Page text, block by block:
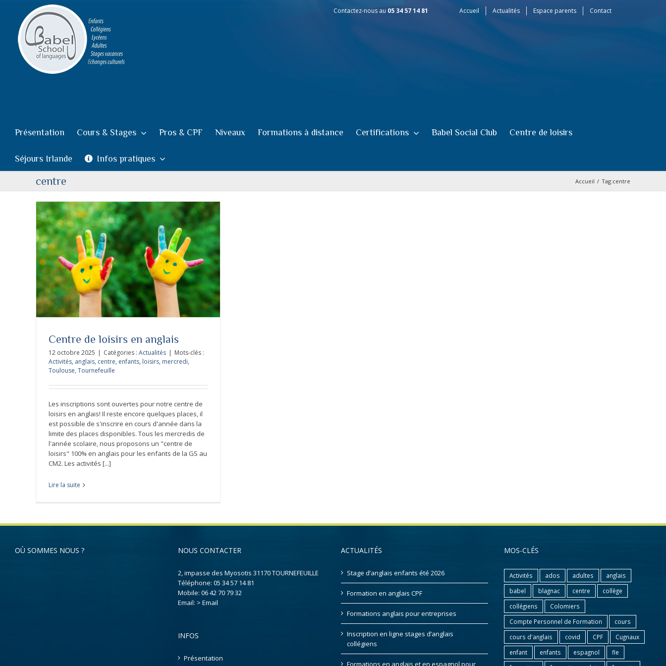
contenu
Contactez-nous au 05 34 57 14 81 Accueil Actualités Espace parents Contact
Présentation Cours & Stages Pros & CPF Niveaux Formations à distance Certifications Babel Social Club Centre de loisirs
Séjours Irlande Infos pratiques
centre Accueil / Tag:centre
Centre de loisirs en anglais
12 octobre 2025 | Catégories : Actualités | Mots-clés :
Activités, anglais, centre, enfants, loisirs, mercredi,
Toulouse, Tournefeuille
Les inscriptions sont ouvertes pour notre centre de
loisirs en anglais! Il reste encore quelques places, il
est possible de s'inscrire en cours d'année dans la
limite des places disponibles. Tous les mercredis de
l'année scolaire, nous proposons un "centre de
loisirs" 100% en anglais pour les enfants de la GS au
CM2. Les activités [...]
Lire la suite
OÙ SOMMES NOUS ? NOUS CONTACTER
2, impasse des Myosotis 31170 TOURNEFEUILLE
Téléphone: 05 34 57 14 81
Mobile: 06 42 70 79 32
Email: > Email
INFOS
Présentation
ACTUALITÉS
Stage d’anglais enfants été 2026
Formation en anglais CPF
Formations anglais pour entreprises
Inscription en ligne stages d’anglais
collégiens
Formations en anglais et en espagnol pour
MOS-CLÉS
Activités ados adultes
anglais
babel
blagnac centre
collège
collégiens
Colomiers
Compte Personnel de Formation
cours
cours d'anglais
covid CPF
Cugnaux
enfant
enfants espagnol
fle